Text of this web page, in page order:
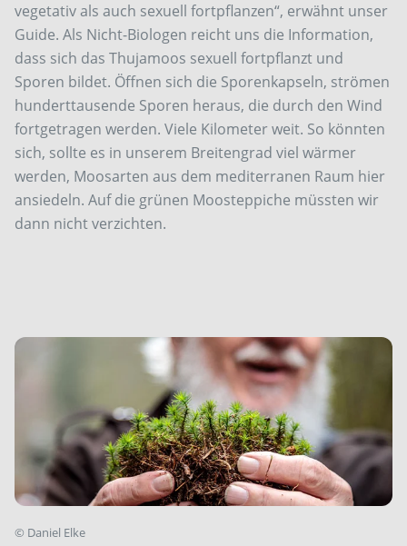
vegetativ als auch sexuell fortpflanzen“, erwähnt unser
Guide. Als Nicht-Biologen reicht uns die Information,
dass sich das Thujamoos sexuell fortpflanzt und
Sporen bildet. Öffnen sich die Sporenkapseln, strömen
hunderttausende Sporen heraus, die durch den Wind
fortgetragen werden. Viele Kilometer weit. So könnten
sich, sollte es in unserem Breitengrad viel wärmer
werden, Moosarten aus dem mediterranen Raum hier
ansiedeln. Auf die grünen Moosteppiche müssten wir
dann nicht verzichten.
© Daniel Elke